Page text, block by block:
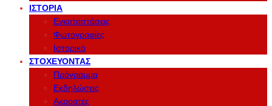
ΙΣΤΟΡΊΑ
Εγκαταστάσεις
Φωτογραφίες
Ιστορικό
ΣΤΟΧΕΎΟΝΤΑΣ
Πρόγραμμα
Εκδηλώσεις
Ακροατές